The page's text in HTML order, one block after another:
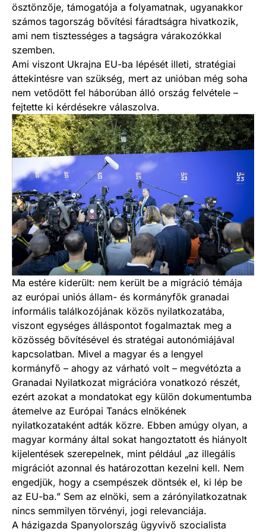
ösztönzője, támogatója a folyamatnak, ugyanakkor
számos tagország bővítési fáradtságra hivatkozik,
ami nem tisztességes a tagságra várakozókkal
szemben.
Ami viszont Ukrajna EU-ba lépését illeti, stratégiai
áttekintésre van szükség, mert az unióban még soha
nem vetődött fel háborúban álló ország felvétele –
fejtette ki kérdésekre válaszolva.
Ma estére kiderült: nem került be a migráció témája
az európai uniós állam- és kormányfők granadai
informális találkozójának közös nyilatkozatába,
viszont egységes álláspontot fogalmaztak meg a
közösség bővítésével és stratégai autonómiájával
kapcsolatban. Mivel a magyar és a lengyel
kormányfő – ahogy az várható volt – megvétózta a
Granadai Nyilatkozat migrációra vonatkozó részét,
ezért azokat a mondatokat egy külön dokumentumba
átemelve az Európai Tanács elnökének
nyilatkozataként adták közre. Ebben amúgy olyan, a
magyar kormány által sokat hangoztatott és hiányolt
kijelentések szerepelnek, mint például „az illegális
migrációt azonnal és határozottan kezelni kell. Nem
engedjük, hogy a csempészek döntsék el, ki lép be
az EU-ba.” Sem az elnöki, sem a zárónyilatkozatnak
nincs semmilyen törvényi, jogi relevanciája.
A házigazda Spanyolország ügyvivő szocialista